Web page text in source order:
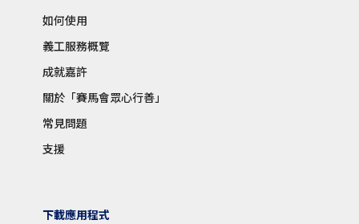
如何使用
義工服務概覽
成就嘉許
關於「賽馬會眾心行善」
常見問題
支援
下載應用程式